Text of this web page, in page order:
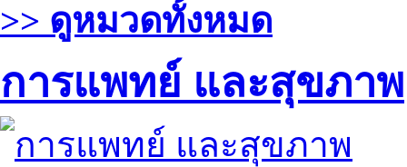
>> ดูหมวดทั้งหมด
การแพทย์ และสุขภาพ